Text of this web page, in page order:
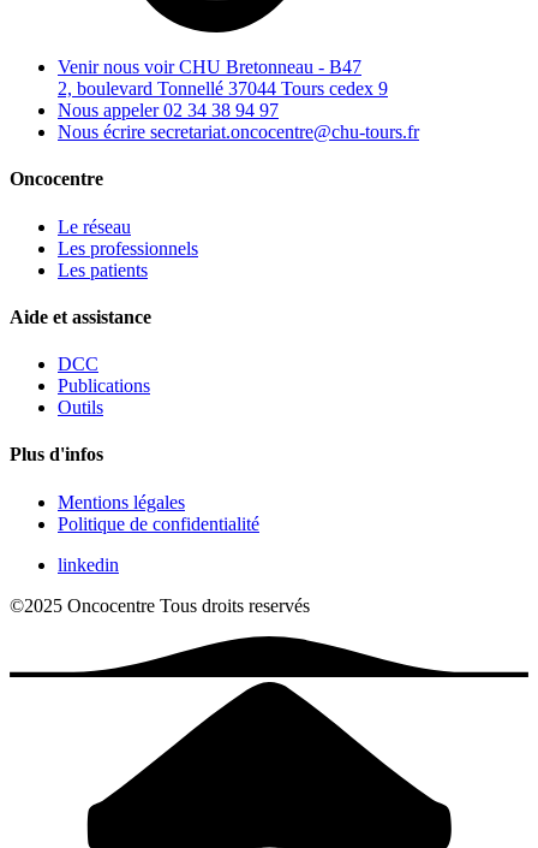
Venir nous voir CHU Bretonneau - B47
2, boulevard Tonnellé 37044 Tours cedex 9
Nous appeler 02 34 38 94 97
Nous écrire secretariat.oncocentre@chu-tours.fr
Oncocentre
Le réseau
Les professionnels
Les patients
Aide et assistance
DCC
Publications
Outils
Plus d'infos
Mentions légales
Politique de confidentialité
linkedin
©2025 Oncocentre Tous droits reservés